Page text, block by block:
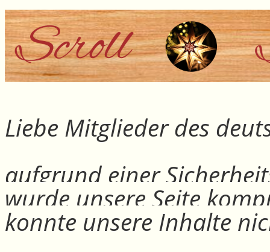
Liebe Mitglieder des
aufgrund einer
wurde unsere Seite
konnte unsere Inhalte